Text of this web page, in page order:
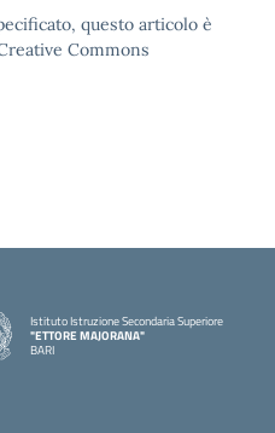
questo articolo è
Commons
Istituto Istruzione Secondaria Superiore
"ETTORE MAJORANA"
BARI